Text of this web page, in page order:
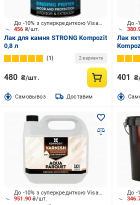
456 ₴/шт.
До -10% з суперкредиткою Visa Вигода
Лак для камня STRONG Kompozit
0,8 л
1 2 варианта
480 ₴/шт.
Cамовывоз Доставим
Лак
401
951.90₴/шт.
До -10% з суперкредиткою Visa Вигода